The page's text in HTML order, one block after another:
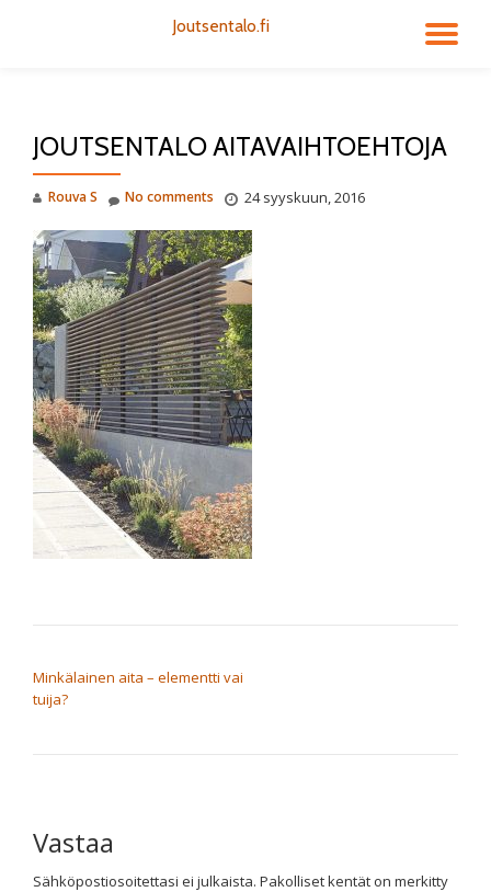
Joutsentalo.fi
JOUTSENTALO AITAVAIHTOEHTOJA
Rouva S 24 syyskuun, 2016
No comments
Minkälainen aita – elementti vai
tuija?
Vastaa
Sähköpostiosoitettasi ei julkaista. Pakolliset kentät on merkitty